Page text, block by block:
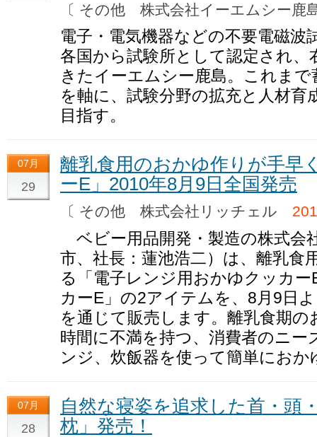
〔 その他 株式会社イーエムシー
電子・電気機器などの不要電磁
各国から試験所として認定され
きたイーエムシー鹿島。これま
を軸に、試験分野の拡充と人材育
目指す。
07月
29
離乳食用のおかゆ作りが手早
ーE」2010年8月9日全国発売
〔 その他 株式会社リッチェル
ベビー用品開発・製造の株式会
市、社長：蓮池浩二）は、離乳食
る「電子レンジ用おかゆクッカ
カーE」の2アイテムを、8月9日
を通じて販売します。離乳食期
時間に不満を持つ、消費者のニ
ンジ、炊飯器を使って簡単にお
07月
28
自然な寝姿を追求した首・頭
枕」発売！